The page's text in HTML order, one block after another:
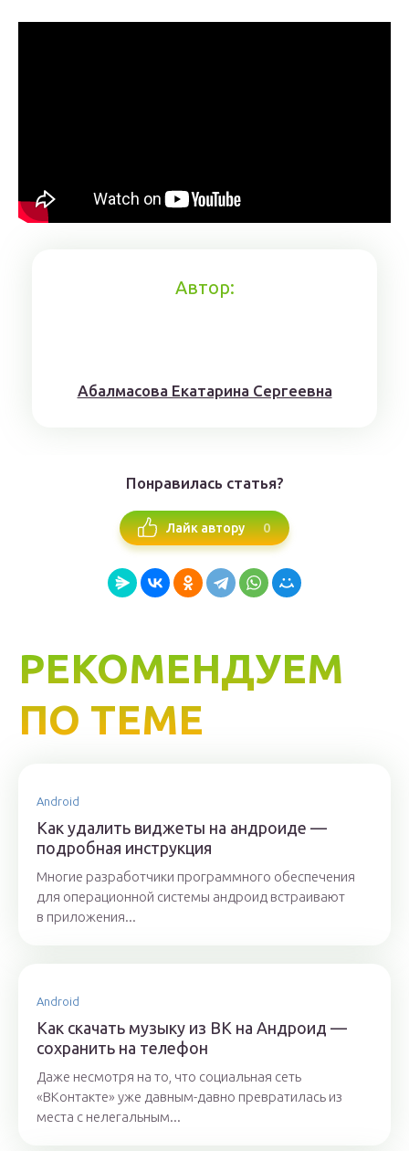
Автор:
Aбaлмaсoвa Eкaтaринa Ceргeeвнa
Понравилась статья?
Лайк автору 0
РЕКОМЕНДУЕМ
ПО ТЕМЕ
Android
Как удалить виджеты на андроиде —
подробная инструкция
Многие разработчики программного обеспечения
для операционной системы андроид встраивают
в приложения...
Android
Как скачать музыку из ВК на Андроид —
сохранить на телефон
Даже несмотря на то, что социальная сеть
«ВКонтакте» уже давным-давно превратилась из
места с нелегальным...